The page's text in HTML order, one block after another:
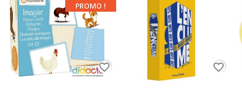
PROMO !
favorite_border favorite_border